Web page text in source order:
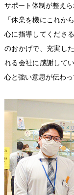
サポート体制が整えら
「休業を機にこれか
心に指導してくださ
のおかげで、充実し
れる会社に感謝して
心と強い意思が伝わっ